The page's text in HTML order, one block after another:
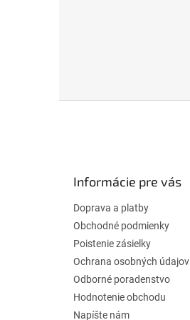
Informácie pre vás
Doprava a platby
Obchodné podmienky
Poistenie zásielky
Ochrana osobných údajov
Odborné poradenstvo
Hodnotenie obchodu
Napíšte nám